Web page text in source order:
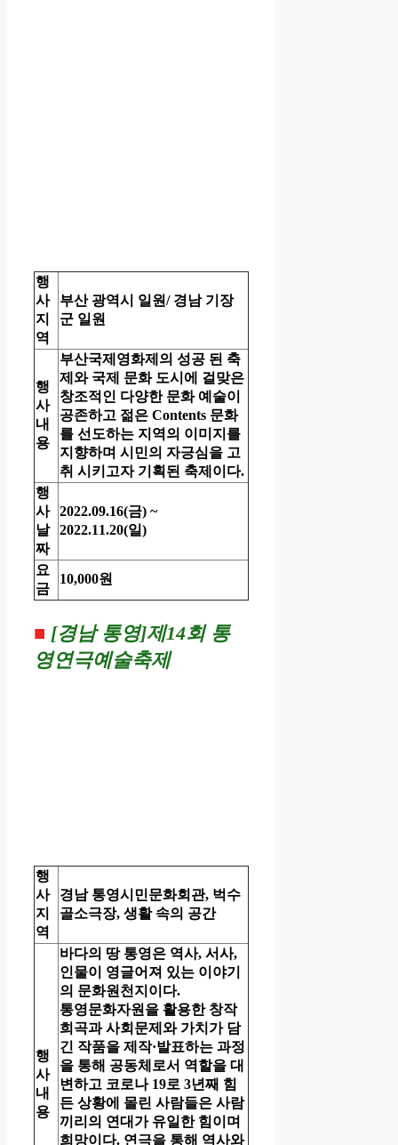
행
사
지
역
부산 광역시 일원/ 경남 기장
군 일원
행
사
내
용
부산국제영화제의 성공 된 축
제와 국제 문화 도시에 걸맞은
창조적인 다양한 문화 예술이
공존하고 젊은 Contents 문화
를 선도하는 지역의 이미지를
지향하며 시민의 자긍심을 고
취 시키고자 기획된 축제이다.
행
사
날
짜
2022.09.16(금) ~
2022.11.20(일)
요
금
10,000원
■ [경남 통영]제14회 통
영연극예술축제
행
사
지
역
경남 통영시민문화회관, 벅수
골소극장, 생활 속의 공간
행
사
내
용
바다의 땅 통영은 역사, 서사,
인물이 영글어져 있는 이야기
의 문화원천지이다.
통영문화자원을 활용한 창작
희곡과 사회문제와 가치가 담
긴 작품을 제작·발표하는 과정
을 통해 공동체로서 역할을 대
변하고 코로나 19로 3년째 힘
든 상황에 몰린 사람들은 사람
끼리의 연대가 유일한 힘이며
희망이다. 연극을 통해 역사와